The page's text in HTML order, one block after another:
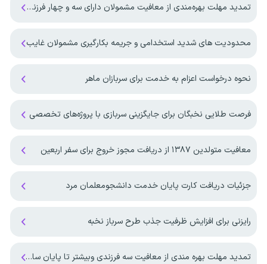
تمدید مهلت بهره‌مندی از معافیت مشمولان دارای سه و چهار فرزند تا پایان ۱۴۰۷
محدودیت های شدید استخدامی و جریمه بکارگیری مشمولان غایب
نحوه درخواست اعزام به خدمت برای سربازان ماهر
فرصت طلایی نخبگان برای جایگزینی سربازی با پروژه‌های تخصصی
معافیت متولدین ۱۳۸۷ از دریافت مجوز خروج برای سفر اربعین
جزئیات دریافت کارت پایان خدمت دانشجومعلمان مرد
رایزنی برای افزایش ظرفیت جذب طرح سرباز نخبه
تمدید مهلت بهره مندی از معافیت سه فرزندی وبیشتر تا پایان سال ۱۴۰۷ ‌